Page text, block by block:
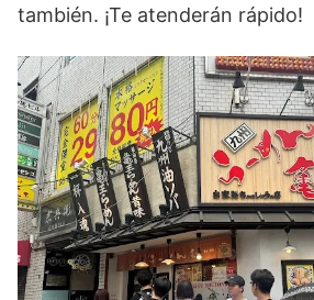
también. ¡Te atenderán rápido!